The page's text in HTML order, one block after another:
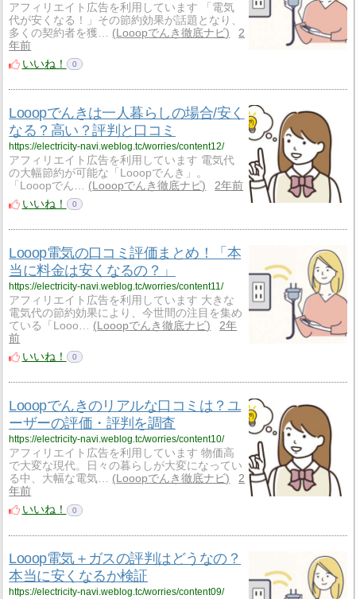
アフィリエイト広告を利用しています 「電気
代が安くなる！」その節約効果が話題となり、
多くの契約者を獲…
Looopでんき徹底ナビ
2
年前
いいね！
0
Looopでんきは一人暮らしの場合/安く
なる？高い？評判と口コミ
https://electricity-navi.weblog.tc/worries/content12/
アフィリエイト広告を利用しています 電気代
の大幅節約が可能な「Looopでんき」。
「Looopでん…
Looopでんき徹底ナビ
2年前
いいね！
0
Looop電気の口コミ評価まとめ！「本
当に料金は安くなるの？」
https://electricity-navi.weblog.tc/worries/content11/
アフィリエイト広告を利用しています 大きな
電気代の節約効果により、今世間の注目を集め
ている「Looo…
Looopでんき徹底ナビ
2年
前
いいね！
0
Looopでんきのリアルな口コミは？ユ
ーザーの評価・評判を調査
https://electricity-navi.weblog.tc/worries/content10/
アフィリエイト広告を利用しています 物価高
で大変な現代。日々の暮らしが大変になってい
る中、大幅な電気…
Looopでんき徹底ナビ
2
年前
いいね！
0
Looop電気＋ガスの評判はどうなの？
本当に安くなるか検証
https://electricity-navi.weblog.tc/worries/content09/